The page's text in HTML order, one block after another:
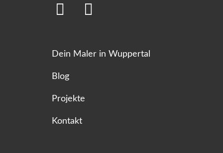
Dein Maler in Wuppertal
Blog
Projekte
Kontakt